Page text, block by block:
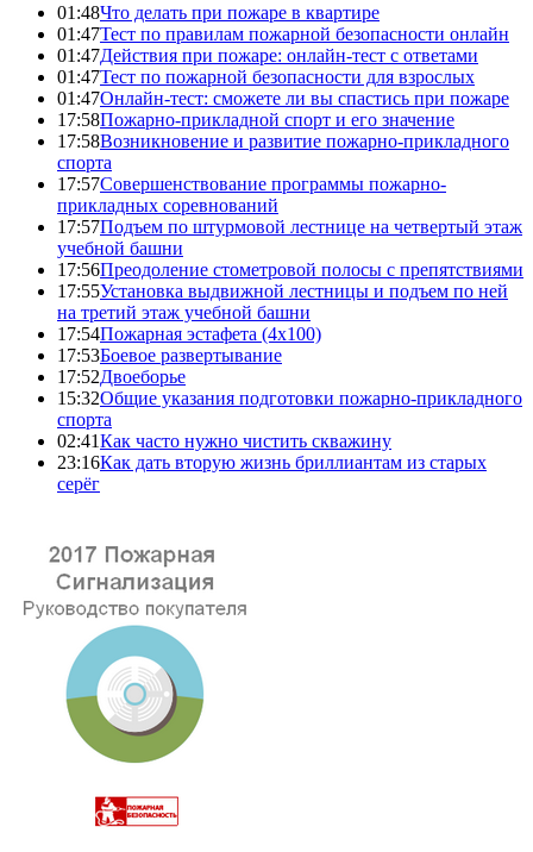
01:48Что делать при пожаре в квартире
01:47Тест по правилам пожарной безопасности онлайн
01:47Действия при пожаре: онлайн-тест с ответами
01:47Тест по пожарной безопасности для взрослых
01:47Онлайн-тест: сможете ли вы спастись при пожаре
17:58Пожарно-прикладной спорт и его значение
17:58Возникновение и развитие пожарно-прикладного
спорта
17:57Совершенствование программы пожарно-
прикладных соревнований
17:57Подъем по штурмовой лестнице на четвертый этаж
учебной башни
17:56Преодоление стометровой полосы с препятствиями
17:55Установка выдвижной лестницы и подъем по ней
на третий этаж учебной башни
17:54Пожарная эстафета (4x100)
17:53Боевое развертывание
17:52Двоеборье
15:32Общие указания подготовки пожарно-прикладного
спорта
02:41Как часто нужно чистить скважину
23:16Как дать вторую жизнь бриллиантам из старых
серёг